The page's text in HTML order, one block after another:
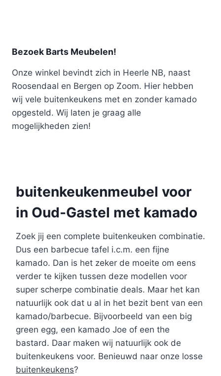
Bezoek Barts Meubelen!
Onze winkel bevindt zich in Heerle NB, naast
Roosendaal en Bergen op Zoom. Hier hebben
wij vele buitenkeukens met en zonder kamado
opgesteld. Wij laten je graag alle
mogelijkheden zien!
buitenkeukenmeubel voor
in Oud-Gastel met kamado
Zoek jij een complete buitenkeuken combinatie.
Dus een barbecue tafel i.c.m. een fijne
kamado. Dan is het zeker de moeite om eens
verder te kijken tussen deze modellen voor
super scherpe combinatie deals. Maar het kan
natuurlijk ook dat u al in het bezit bent van een
kamado/barbecue. Bijvoorbeeld van een big
green egg, een kamado Joe of een the
bastard. Daar maken wij natuurlijk ook de
buitenkeukens voor. Benieuwd naar onze losse
buitenkeukens?